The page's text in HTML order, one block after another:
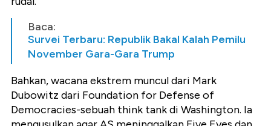
Baca:
Survei Terbaru: Republik Bakal Kalah Pemilu
November Gara-Gara Trump
Bahkan, wacana ekstrem muncul dari Mark
Dubowitz dari Foundation for Defense of
Democracies-sebuah think tank di Washington. Ia